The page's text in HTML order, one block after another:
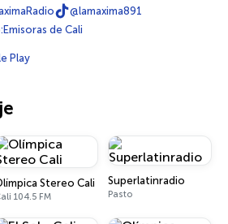
@lamaxima891
de Cali
Play
Stereo Cali
104.5 FM
Superlatinradio
Pasto